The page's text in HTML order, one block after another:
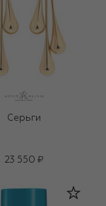
Серьги
23 550 ₽